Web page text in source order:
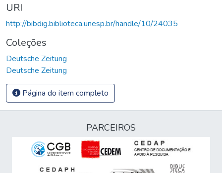
URI
http://bibdig.biblioteca.unesp.br/handle/10/24035
Coleções
Deutsche Zeitung
Deutsche Zeitung
Página do item completo
PARCEIROS